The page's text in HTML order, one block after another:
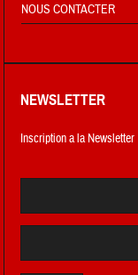
NOUS CONTACTER
NEWSLETTER
Inscription a la Newsletter